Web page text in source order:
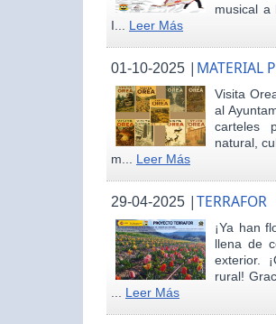
musical a
I... Leer Más
01-10-2025 | MATERIAL
Visita
al
carteles
natural,
m... Leer Más
29-04-2025 |TERRAFOR
¡Ya han
llena de
exterior.
rural!
... Leer Más